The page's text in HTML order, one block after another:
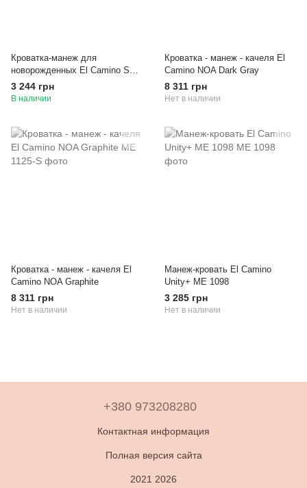
Кроватка-манеж для
новорожденных El Camino So
Easy ME 1194 Black
3 244 грн
В наличии
Кроватка - манеж - качеля El
Camino NOA Dark Gray
8 311 грн
Нет в наличии
Кроватка - манеж - качеля El
Camino NOA Graphite
8 311 грн
Нет в наличии
Манеж-кровать El Camino
Unity+ ME 1098
3 285 грн
Нет в наличии
+380 973208280
Контактная информация
Полная версия сайта
2021 2026